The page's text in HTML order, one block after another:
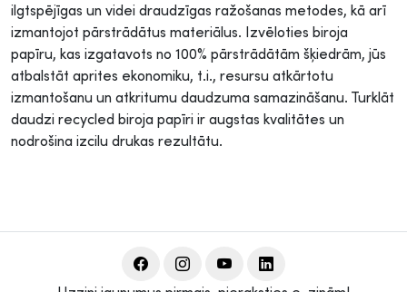
ilgtspējīgas un videi draudzīgas ražošanas metodes, kā arī
izmantojot pārstrādātus materiālus. Izvēloties biroja
papīru, kas izgatavots no 100% pārstrādātām šķiedrām, jūs
atbalstāt aprites ekonomiku, t.i., resursu atkārtotu
izmantošanu un atkritumu daudzuma samazināšanu. Turklāt
daudzi recycled biroja papīri ir augstas kvalitātes un
nodrošina izcilu drukas rezultātu.